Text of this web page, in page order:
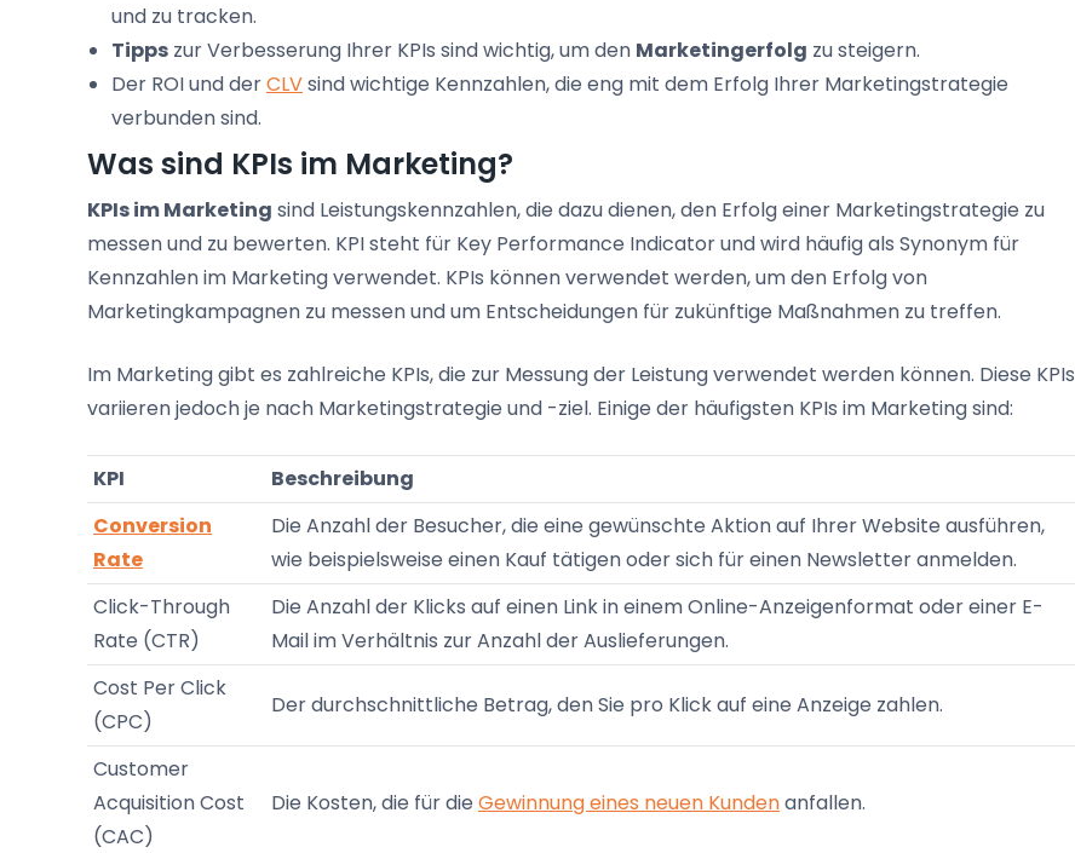
und zu tracken.
Tipps zur Verbesserung Ihrer KPIs sind wichtig, um den Marketingerfolg zu steigern.
Der ROI und derCLVsind wichtige Kennzahlen, die eng mit dem Erfolg Ihrer Marketingstrategie
verbunden sind.
Was sind KPIs im Marketing?
KPIs im Marketing sind Leistungskennzahlen, die dazu dienen, den Erfolg einer Marketingstrategie zu
messen und zu bewerten. KPI steht für Key Performance Indicator und wird häufig als Synonym für
Kennzahlen im Marketing verwendet. KPIs können verwendet werden, um den Erfolg von
Marketingkampagnen zu messen und um Entscheidungen für zukünftige Maßnahmen zu treffen.
Im Marketing gibt es zahlreiche KPIs, die zur Messung der Leistung verwendet werden können. Diese KPIs
variieren jedoch je nach Marketingstrategie und -ziel. Einige der häufigsten KPIs im Marketing sind:
KPI
Beschreibung
Conversion
Rate
Die Anzahl der Besucher, die eine gewünschte Aktion auf Ihrer Website ausführen,
wie beispielsweise einen Kauf tätigen oder sich für einen Newsletter anmelden.
Click-Through
Rate (CTR)
Die Anzahl der Klicks auf einen Link in einem Online-Anzeigenformat oder einer E-
Mail im Verhältnis zur Anzahl der Auslieferungen.
Cost Per Click
(CPC)
Der durchschnittliche Betrag, den Sie pro Klick auf eine Anzeige zahlen.
Customer
Acquisition Cost
(CAC)
Die Kosten, die für die Gewinnung eines neuen Kundenanfallen.